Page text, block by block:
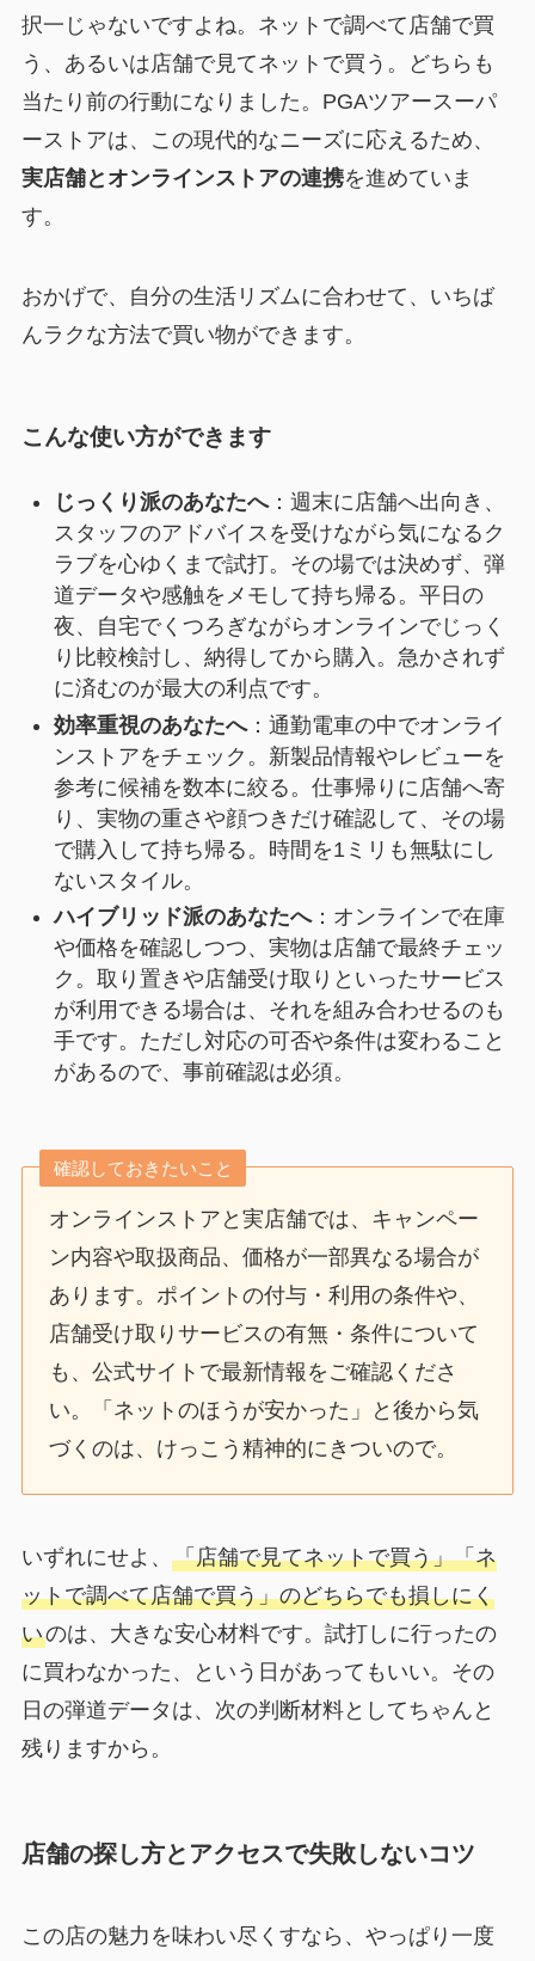
択一じゃないですよね。ネットで調べて店舗で買
う、あるいは店舗で見てネットで買う。どちらも
当たり前の行動になりました。PGAツアースーパ
ーストアは、この現代的なニーズに応えるため、
実店舗とオンラインストアの連携を進めていま
す。
おかげで、自分の生活リズムに合わせて、いちば
んラクな方法で買い物ができます。
こんな使い方ができます
じっくり派のあなたへ：週末に店舗へ出向き、
スタッフのアドバイスを受けながら気になるク
ラブを心ゆくまで試打。その場では決めず、弾
道データや感触をメモして持ち帰る。平日の
夜、自宅でくつろぎながらオンラインでじっく
り比較検討し、納得してから購入。急かされず
に済むのが最大の利点です。
効率重視のあなたへ：通勤電車の中でオンライ
ンストアをチェック。新製品情報やレビューを
参考に候補を数本に絞る。仕事帰りに店舗へ寄
り、実物の重さや顔つきだけ確認して、その場
で購入して持ち帰る。時間を1ミリも無駄にし
ないスタイル。
ハイブリッド派のあなたへ：オンラインで在庫
や価格を確認しつつ、実物は店舗で最終チェッ
ク。取り置きや店舗受け取りといったサービス
が利用できる場合は、それを組み合わせるのも
手です。ただし対応の可否や条件は変わること
があるので、事前確認は必須。
確認しておきたいこと
オンラインストアと実店舗では、キャンペー
ン内容や取扱商品、価格が一部異なる場合が
あります。ポイントの付与・利用の条件や、
店舗受け取りサービスの有無・条件について
も、公式サイトで最新情報をご確認くださ
い。「ネットのほうが安かった」と後から気
づくのは、けっこう精神的にきついので。
いずれにせよ、 「店舗で見てネットで買う」「ネ
ットで調べて店舗で買う」のどちらでも損しにく
いのは、大きな安心材料です。試打しに行ったの
に買わなかった、という日があってもいい。その
日の弾道データは、次の判断材料としてちゃんと
残りますから。
店舗の探し方とアクセスで失敗しないコツ
この店の魅力を味わい尽くすなら、やっぱり一度